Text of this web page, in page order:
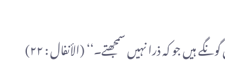
ہیں جو کہ ذرا نہیں سمجھتے۔‘‘ (الأنفال : ٢٢)